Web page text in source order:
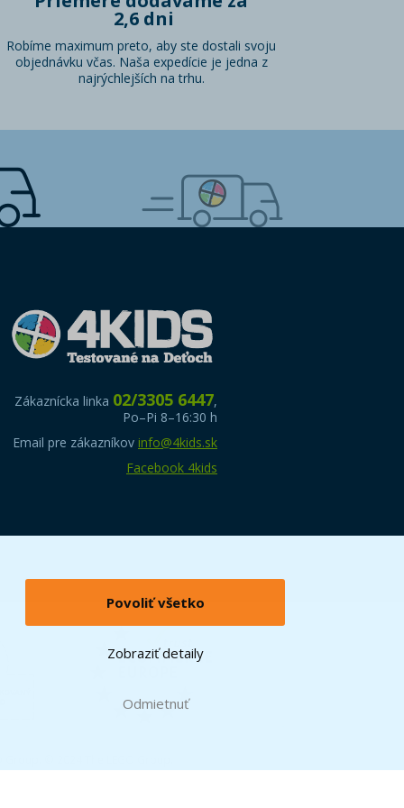
Povoliť všetko
Zobraziť detaily
Odmietnuť
2,6 dni
Robíme maximum preto, aby ste dostali svoju
objednávku včas. Naša expedície je jedna z
najrýchlejších na trhu.
Zákaznícka linka 02/3305 6447,
Po–Pi 8–16:30 h
Email pre zákazníkov info@4kids.sk
Facebook 4kids